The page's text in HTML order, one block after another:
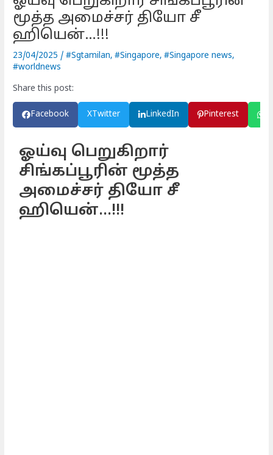
மூத்த அமைச்சர் தியோ சீ
ஹியென்…!!!
23/04/2025 /#Sgtamilan,#Singapore,#Singapore news,
#worldnews
Share this post:
Facebook XTwitter LinkedIn Pinterest
ஓய்வு பெறுகிறார்
சிங்கப்பூரின் மூத்த
அமைச்சர் தியோ சீ
ஹியென்...!!!